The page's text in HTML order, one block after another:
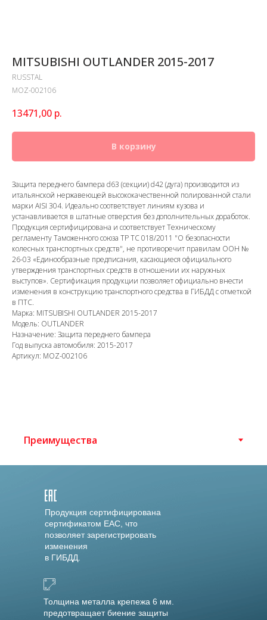
MITSUBISHI OUTLANDER 2015-2017
RUSSTAL
MOZ-002106
13471,00 р.
В корзину
Защита переднего бампера d63 (секции) d42 (дуга) производится из
итальянской нержавеющей высококачественной полированной стали
марки AISI 304. Идеально соответствует линиям кузова и
устанавливается в штатные отверстия без дополнительных доработок.
Продукция сертифицирована и соответствует Техническому
регламенту Таможенного союза ТР ТС 018/2011 "О безопасности
колесных транспортных средств", не противоречит правилам ООН №
26-03 «Единообразные предписания, касающиеся официального
утверждения транспортных средств в отношении их наружных
выступов». Сертификация продукции позволяет официально внести
изменения в конструкцию транспортного средства в ГИБДД с отметкой
в ПТС.
Марка: MITSUBISHI OUTLANDER 2015-2017
Модель: OUTLANDER
Назначение: Защита переднего бампера
Год выпуска автомобиля: 2015-2017
Артикул: MOZ-002106
Толщина металла крепежа 6 мм.
предотвращает биение защиты
Продукция сертифицирована
сертификатом EAC, что
позволяет зарегистрировать
изменения
в ГИБДД.